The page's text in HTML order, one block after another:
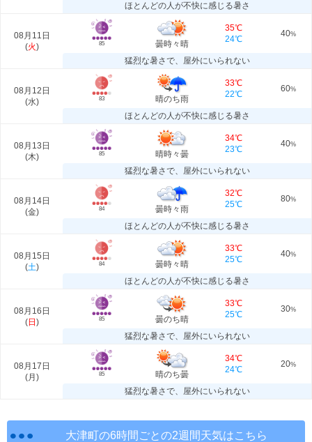
ほとんどの人が不快に感じる暑さ
08月11日
(火) 85 曇時々晴
35℃
24℃
40%
猛烈な暑さで、屋外にいられない
08月12日
(水) 83 晴のち雨
33℃
22℃
60%
ほとんどの人が不快に感じる暑さ
08月13日
(木) 85 晴時々曇
34℃
23℃
40%
猛烈な暑さで、屋外にいられない
08月14日
(金) 84 曇時々雨
32℃
25℃
80%
ほとんどの人が不快に感じる暑さ
08月15日
(土) 84 曇時々晴
33℃
25℃
40%
ほとんどの人が不快に感じる暑さ
08月16日
(日 ) 85 曇のち晴
33℃
25℃
30%
猛烈な暑さで、屋外にいられない
08月17日
(月 ) 85 晴のち曇
34℃
24℃
20%
猛烈な暑さで、屋外にいられない
大津町の6時間ごとの2週間天気はこちら